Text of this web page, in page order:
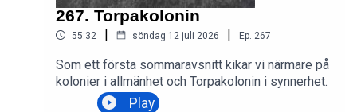
267. Torpakolonin
55:32 | söndag 12 juli 2026 | Ep. 267
Som ett första sommaravsnitt kikar vi närmare på
kolonier i allmänhet och Torpakolonin i synnerhet.
Play